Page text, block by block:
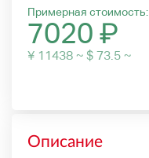
Примерная стоимость:
7020 ₽
¥ 11438 ~ $ 73.5 ~
Описание